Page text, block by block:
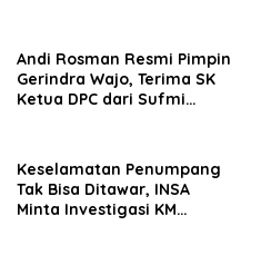
Andi Rosman Resmi Pimpin
Gerindra Wajo, Terima SK
Ketua DPC dari Sufmi
Keselamatan Penumpang
Tak Bisa Ditawar, INSA
Minta Investigasi KM